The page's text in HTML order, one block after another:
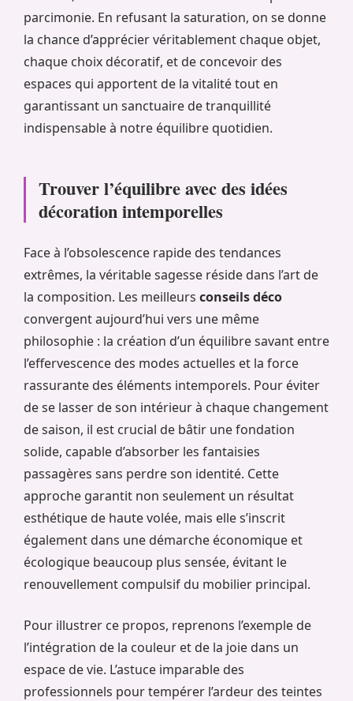
parcimonie. En refusant la saturation, on se donne
la chance d’apprécier véritablement chaque objet,
chaque choix décoratif, et de concevoir des
espaces qui apportent de la vitalité tout en
garantissant un sanctuaire de tranquillité
indispensable à notre équilibre quotidien.
Trouver l’équilibre avec des idées
décoration intemporelles
Face à l’obsolescence rapide des tendances
extrêmes, la véritable sagesse réside dans l’art de
la composition. Les meilleurs conseils déco
convergent aujourd’hui vers une même
philosophie : la création d’un équilibre savant entre
l’effervescence des modes actuelles et la force
rassurante des éléments intemporels. Pour éviter
de se lasser de son intérieur à chaque changement
de saison, il est crucial de bâtir une fondation
solide, capable d’absorber les fantaisies
passagères sans perdre son identité. Cette
approche garantit non seulement un résultat
esthétique de haute volée, mais elle s’inscrit
également dans une démarche économique et
écologique beaucoup plus sensée, évitant le
renouvellement compulsif du mobilier principal.
Pour illustrer ce propos, reprenons l’exemple de
l’intégration de la couleur et de la joie dans un
espace de vie. L’astuce imparable des
professionnels pour tempérer l’ardeur des teintes